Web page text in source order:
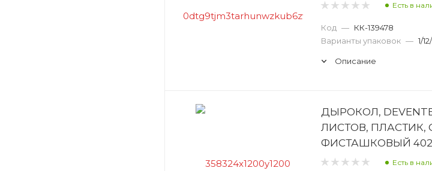
Есть в
Код — КК-139478
Варианты упаковок — 1/
Описание
ДЫРОКОЛ, DEVENTE
ЛИСТОВ, ПЛАСТИК,
ФИСТАШКОВЫЙ
Есть в